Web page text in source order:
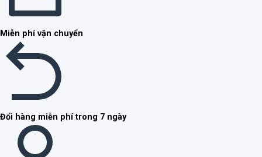
Miễn phí vận chuyển
Đổi hàng miễn phí trong 7 ngày